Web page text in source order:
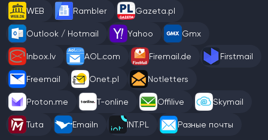
WEB Rambler Gazeta.pl
Outlook / Hotmail Yahoo Gmx
Inbox.lv AOL.com Firemail.de Firstmail
Freemail Onet.pl Notletters
Proton.me T-online Offilive Skymail
Tuta Emailn INT.PL Разные почты